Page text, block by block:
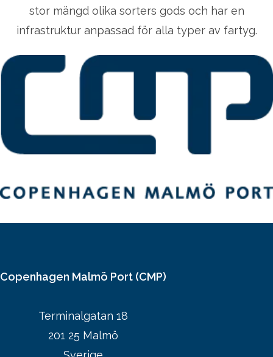
stor mängd olika sorters gods och har en
infrastruktur anpassad för alla typer av fartyg.
Copenhagen Malmö Port (CMP)
Terminalgatan 18
201 25 Malmö